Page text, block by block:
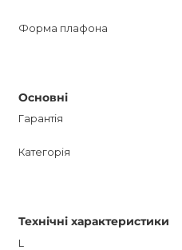
Форма плафона
Основні
Гарантія
Категорія
Технічні характеристики
L